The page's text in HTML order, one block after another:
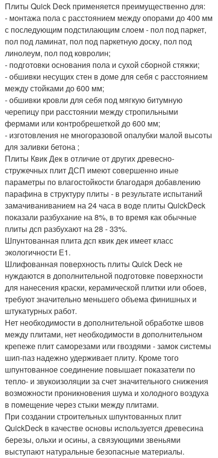
Плиты Quick Deck применяется преимущественно для:
- монтажа пола с расстоянием между опорами до 400 мм
с последующим подстилающим слоем - пол под паркет,
пол под ламинат, пол под паркетную доску, пол под
линолеум, пол под ковролин;
- подготовки основания пола и сухой сборной стяжки;
- обшивки несущих стен в доме для себя с расстоянием
между стойками до 600 мм;
- обшивки кровли для себя под мягкую битумную
черепицу при расстоянии между стропильными
фермами или контробрешеткой до 600 мм;
- изготовления не многоразовой опалубки малой высоты
для заливки бетона ;
Плиты Квик Дек в отличие от других древесно-
стружечных плит ДСП имеют совершенно иные
параметры по влагостойкости благодаря добавлению
парафина в структуру плиты - в результате испытаний
замачиваниванием на 24 часа в воде плиты QuickDeck
показали разбухание на 8%, в то время как обычные
плиты дсп разбухают на 28 - 33%.
Шпунтованная плита дсп квик дек имеет класс
экологичности Е1.
Шлифованная поверхность плиты Quick Deck не
нуждаются в дополнительной подготовке поверхности
для нанесения краски, керамической плитки или обоев,
требуют значительно меньшего объема финишных и
штукатурных работ.
Нет необходимости в дополнительной обработке швов
между плитами, нет необходимости в дополнительном
крепеже плит саморезами или гвоздями - замок системы
шип-паз надежно удерживает плиту. Кроме того
шпунтованное соединение повышает показатели по
тепло- и звукоизоляции за счет значительного снижения
возможности проникновения шума и холодного воздуха
в помещение через стыки между плитами.
При создании строительных шпунтованных плит
QuickDeck в качестве основы используется древесина
березы, ольхи и осины, а связующими звеньями
выступают натуральные безопасные материалы.